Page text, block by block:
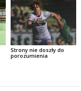
Strony nie doszły do
porozumienia